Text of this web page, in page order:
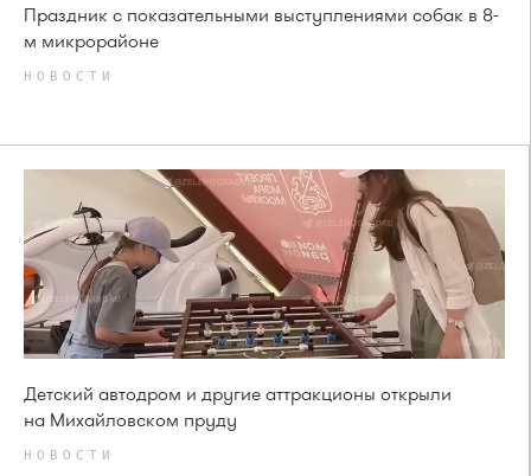
Праздник с показательными выступлениями собак в 8-
м микрорайоне
НОВОСТИ
Детский автодром и другие аттракционы открыли
на Михайловском пруду
НОВОСТИ